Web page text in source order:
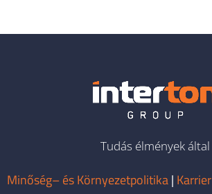
Tudás élmények által
Minőség– és Környezetpolitika| Karrier